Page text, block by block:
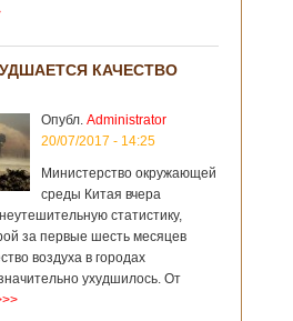
КАЧЕСТВО
Опубл. Administrator
20/07/2017 - 14:25
Министерство окружающей
среды Китая вчера
статистику,
за первые шесть месяцев
воздуха в городах
ухудшилось. От